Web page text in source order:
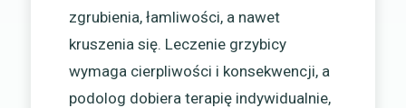
zgrubienia, łamliwości, a nawet
kruszenia się. Leczenie grzybicy
wymaga cierpliwości i konsekwencji, a
podolog dobiera terapię indywidualnie,